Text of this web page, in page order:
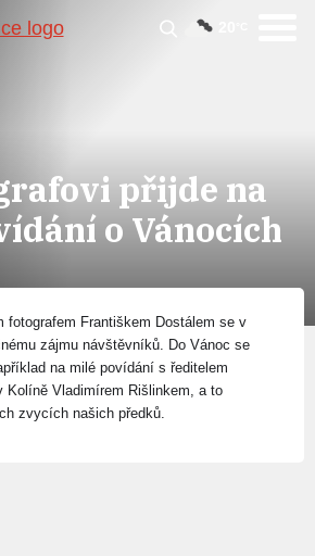
přijde na
o Vánocích
fotografem Františkem Dostálem se v
zájmu návštěvníků. Do Vánoc se
na milé povídání s ředitelem
Kolíně Vladimírem Rišlinkem, a to
zvycích našich předků.